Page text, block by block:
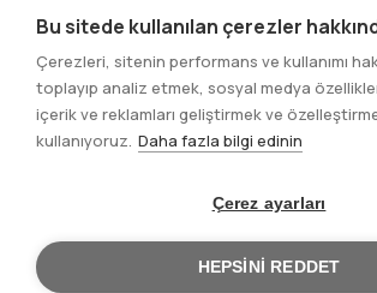
Bu sitede kullanılan çerezler
Çerezleri, sitenin performans ve kullanımı
toplayıp analiz etmek, sosyal medya
içerik ve reklamları geliştirmek ve
kullanıyoruz. Daha fazla bilgi edinin
Çerez ayarları
HEPSINI REDDET